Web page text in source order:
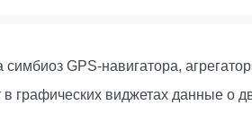
симбиоз GPS-навигатора,
в графических виджетах данные о